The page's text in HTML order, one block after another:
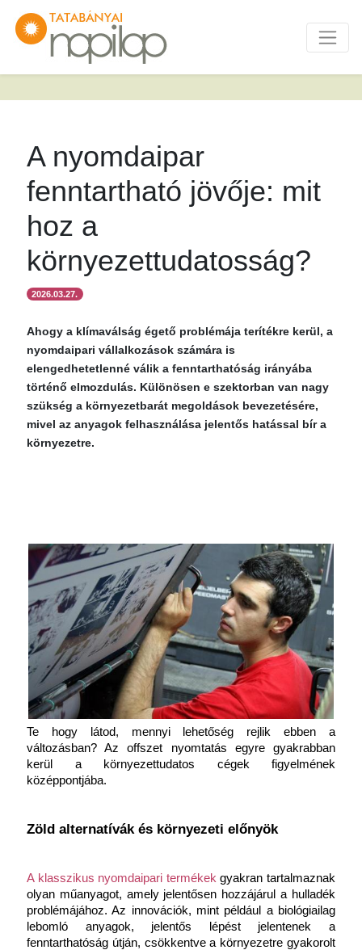
A nyomdaipar
fenntartható jövője: mit
hoz a
környezettudatosság?
2026.03.27.
Ahogy a klímaválság égető problémája terítékre kerül, a
nyomdaipari vállalkozások számára is
elengedhetetlenné válik a fenntarthatóság irányába
történő elmozdulás. Különösen e szektorban van nagy
szükség a környezetbarát megoldások bevezetésére,
mivel az anyagok felhasználása jelentős hatással bír a
környezetre.
Te hogy látod, mennyi lehetőség rejlik ebben a
változásban? Az offszet nyomtatás egyre gyakrabban
kerül a környezettudatos cégek figyelmének
középpontjába.
Zöld alternatívák és környezeti előnyök
A klasszikus nyomdaipari termékek gyakran tartalmaznak
olyan műanyagot, amely jelentősen hozzájárul a hulladék
problémájához. Az innovációk, mint például a biológiailag
lebomló anyagok, jelentős lépést jelentenek a
fenntarthatóság útján, csökkentve a környezetre gyakorolt